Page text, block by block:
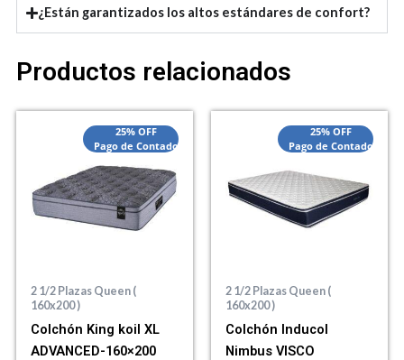
¿Están garantizados los altos estándares de confort?
Productos relacionados
25% OFF
Pago de Contado
2 1/2 Plazas Queen (
160x200 )
Colchón King koil XL
ADVANCED-160×200
25% OFF
Pago de Contado
2 1/2 Plazas Queen (
160x200 )
Colchón Inducol
Nimbus VISCO